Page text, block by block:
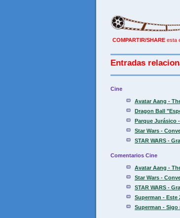
COMPARTIR/SHARE esta
Entradas
Cine
Avatar Aang -
Dragon Ball
Parque Jurásico
Star Wars -
STAR WARS -
Comentarios Cine
Avatar Aang -
Star Wars -
STAR WARS -
Superman - Este
Superman -